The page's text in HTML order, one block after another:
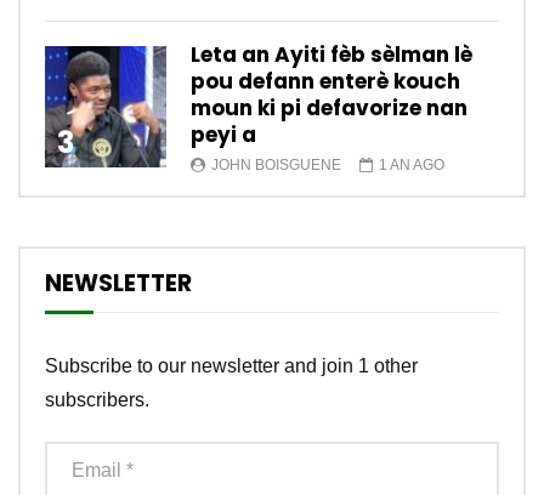
3
Leta an Ayiti fèb sèlman lè
pou defann enterè kouch
moun ki pi defavorize nan
peyi a
JOHN BOISGUENE 1 AN AGO
NEWSLETTER
Subscribe to our newsletter and join 1 other
subscribers.